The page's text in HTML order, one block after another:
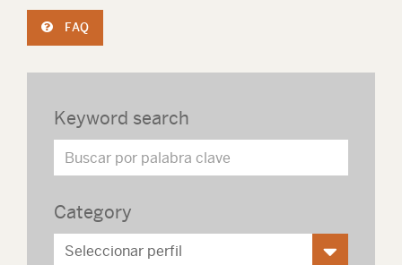
FAQ
Keyword search
Category